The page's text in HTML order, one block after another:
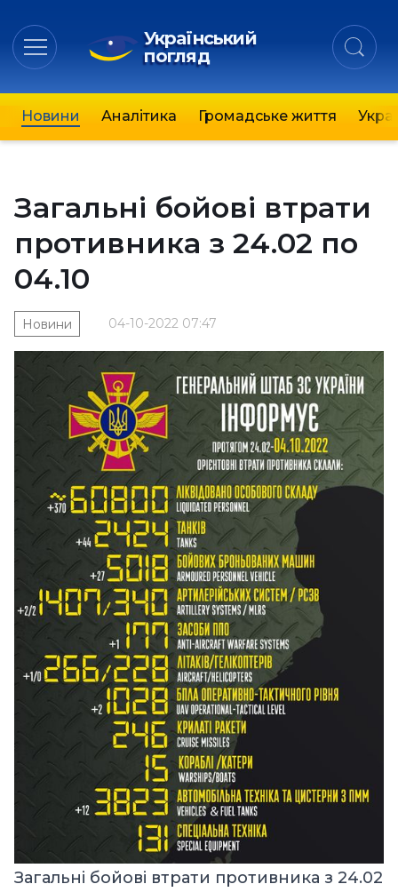
Український
погляд
Новини Аналітика Громадське життя
Загальні бойові втрати
противника з 24.02 по
04.10
04-10-2022 07:47
Новини
Загальні бойові втрати противника з 24.02